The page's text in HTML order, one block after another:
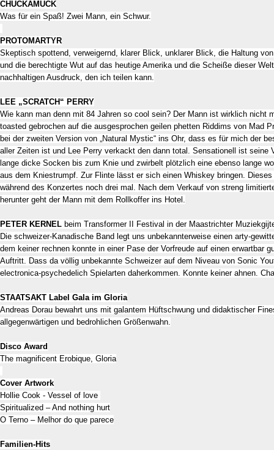
CHUCKAMUCK
Was für ein Spaß! Zwei Mann, ein Schwur.
PROTOMARTYR
Skeptisch spottend, verweigernd, klarer Blick, unklarer Blick, die Haltung
und die berechtigte Wut auf das heutige Amerika und die Scheiße dieser
nachhaltigen Ausdruck, den ich teilen kann.
LEE „SCRATCH“ PERRY
Wie kann man denn mit 84 Jahren so cool sein? Der Mann ist wirklich nicht
toasted gebrochen auf die ausgesprochen geilen phetten Riddims von Mad
bei der zweiten Version von „Natural Mystic“ ins Ohr, dass es für mich der
aller Zeiten ist und Lee Perry verkackt den dann total. Sensationell ist seine
lange dicke Socken bis zum Knie und zwirbelt plötzlich eine ebenso lange
aus dem Kniestrumpf. Zur Flinte lässt er sich einen Whiskey bringen.
während des Konzertes noch drei mal. Nach dem Verkauf von streng
herunter geht der Mann mit dem Rollkoffer ins Hotel.
PETER KERNEL beim Transformer II Festival in der Maastrichter
Die schweizer-Kanadische Band legt uns unbekannterweise einen arty-
dem keiner rechnen konnte in einer Pase der Vorfreude auf einen erwartbar
Auftritt. Dass da völlig unbekannte Schweizer auf dem Niveau von Sonic
electronica-psychedelich Spielarten daherkommen. Konnte keiner ahnen.
STAATSAKT Label Gala im Gloria
Andreas Dorau bewahrt uns mit galantem Hüftschwung und didaktischer
allgegenwärtigen und bedrohlichen Größenwahn.
Disco Award
The magnificent Erobique, Gloria
Cover Artwork
Hollie Cook - Vessel of love
Spiritualized – And nothing hurt
O Terno – Melhor do que parece
Familien-Hits